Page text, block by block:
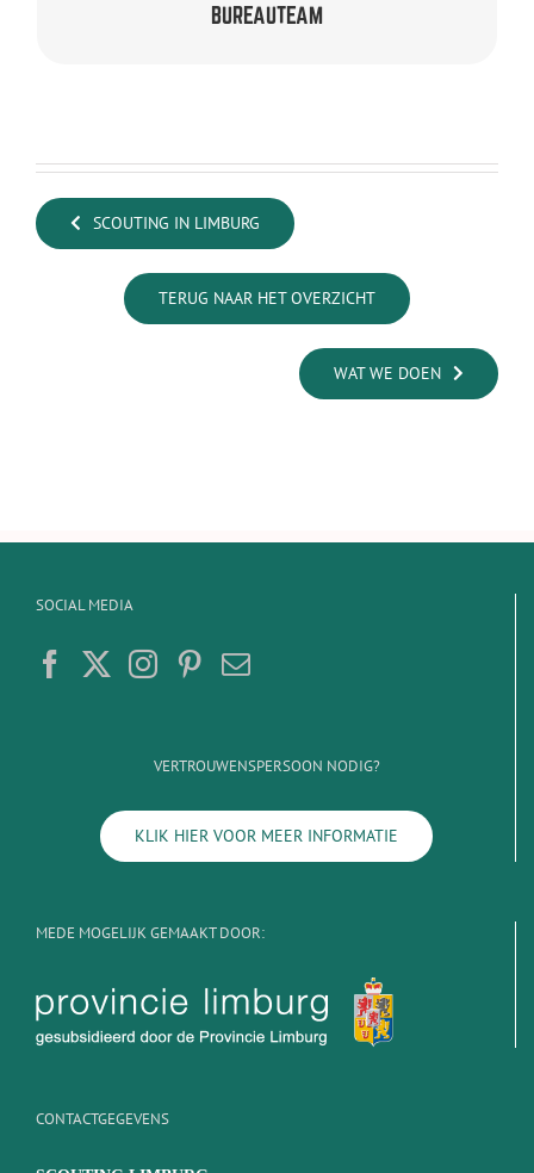
BUREAUTEAM
SCOUTING IN LIMBURG
TERUG NAAR HET OVERZICHT
WAT WE DOEN
SOCIAL MEDIA
VERTROUWENSPERSOON NODIG?
KLIK HIER VOOR MEER INFORMATIE
MEDE MOGELIJK GEMAAKT DOOR:
CONTACTGEGEVENS